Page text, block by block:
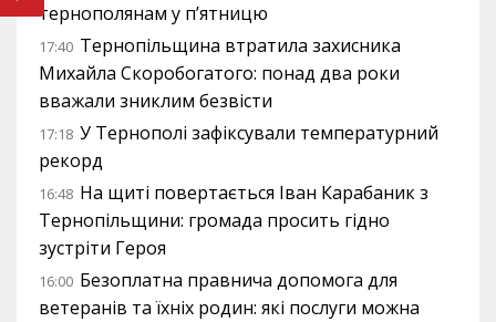
тернополянам у п’ятницю
17:40 Тернопільщина втратила захисника
Михайла Скоробогатого: понад два роки
вважали зниклим безвісти
17:18 У Тернополі зафіксували температурний
рекорд
16:48 На щиті повертається Іван Карабаник з
Тернопільщини: громада просить гідно
зустріти Героя
16:00 Безоплатна правнича допомога для
ветеранів та їхніх родин: які послуги можна